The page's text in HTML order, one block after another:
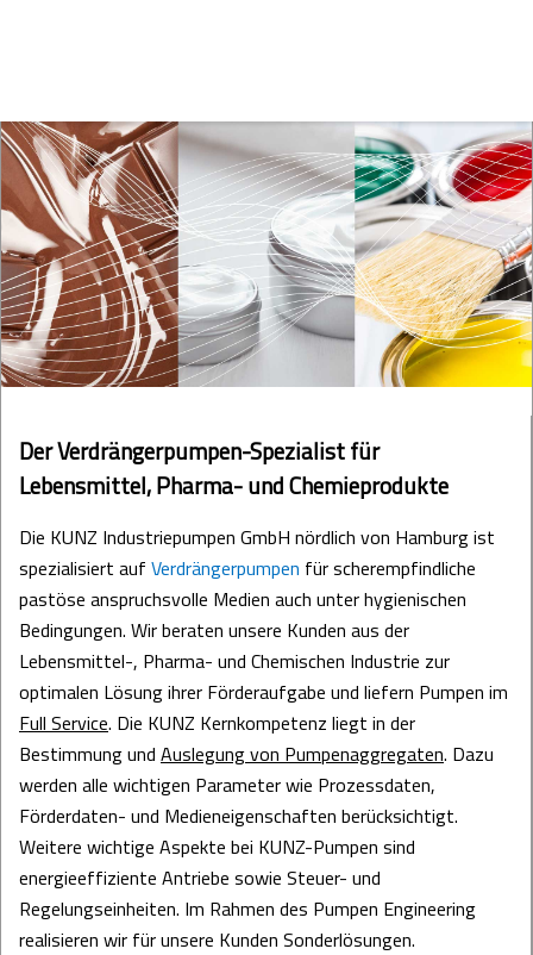
Der Verdrängerpumpen-Spezialist für
Lebensmittel, Pharma- und Chemieprodukte
Die KUNZ Industriepumpen GmbH nördlich von Hamburg ist
spezialisiert auf Verdrängerpumpen für scherempfindliche
pastöse anspruchsvolle Medien auch unter hygienischen
Bedingungen. Wir beraten unsere Kunden aus der
Lebensmittel-, Pharma- und Chemischen Industrie zur
optimalen Lösung ihrer Förderaufgabe und liefern Pumpen im
Full Service. Die KUNZ Kernkompetenz liegt in der
Bestimmung und Auslegung von Pumpenaggregaten. Dazu
werden alle wichtigen Parameter wie Prozessdaten,
Förderdaten- und Medieneigenschaften berücksichtigt.
Weitere wichtige Aspekte bei KUNZ-Pumpen sind
energieeffiziente Antriebe sowie Steuer- und
Regelungseinheiten. Im Rahmen des Pumpen Engineering
realisieren wir für unsere Kunden Sonderlösungen.